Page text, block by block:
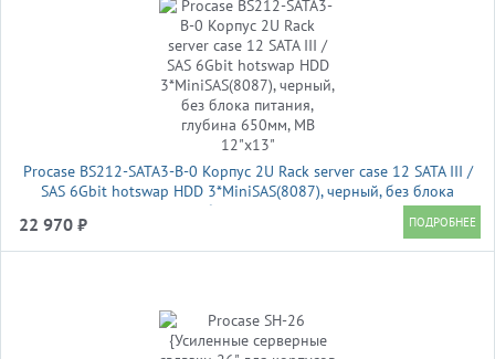
Procase BS212-SATA3-B-0 Корпус 2U Rack server case 12 SATA III /
SAS 6Gbit hotswap HDD 3*MiniSAS(8087), черный, без блока
питания, глубина 650мм, MB 12"x13"
22 970 ₽